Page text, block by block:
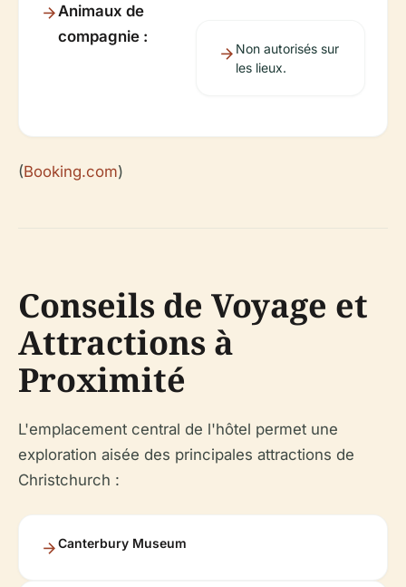
Animaux de
compagnie :
Non autorisés sur
les lieux.
(Booking.com)
Conseils de Voyage et
Attractions à
Proximité
L'emplacement central de l'hôtel permet une
exploration aisée des principales attractions de
Christchurch :
Canterbury Museum